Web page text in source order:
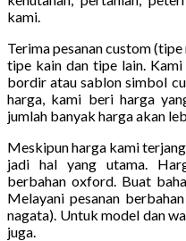
kami.
Terima pesanan custom
tipe kain dan tipe lain. Kami
bordir atau sablon simbol
harga, kami beri harga
jumlah banyak harga akan
Meskipun harga kami
jadi hal yang utama.
berbahan oxford. Buat
Melayani pesanan
nagata). Untuk model dan
juga.